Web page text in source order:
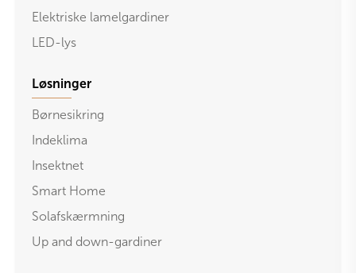
Elektriske lamelgardiner
LED-lys
Løsninger
Børnesikring
Indeklima
Insektnet
Smart Home
Solafskærmning
Up and down-gardiner